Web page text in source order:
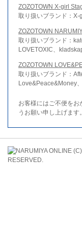
ZOZOTOWN X-girl
取り扱いブランド：
ZOZOTOWN
取り扱いブランド：
LOVETOXIC、
ZOZOTOWN
取り扱いブランド：
Love&Peace&Money
お客様にはご不便をお
うお願い申し上げます。